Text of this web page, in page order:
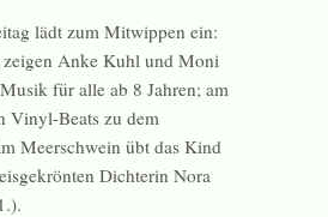
lädt zum Mitwippen ein:
Anke Kuhl und Moni
für alle ab 8 Jahren; am
Vinyl-Beats zu dem
Meerschwein übt das Kind
Dichterin Nora